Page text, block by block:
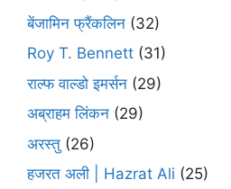
बेंजामिन फ्रैंकलिन (32)
Roy T. Bennett (31)
राल्फ वाल्डो इमर्सन (29)
अब्राहम लिंकन (29)
अरस्तु (26)
हजरत अली | Hazrat Ali (25)